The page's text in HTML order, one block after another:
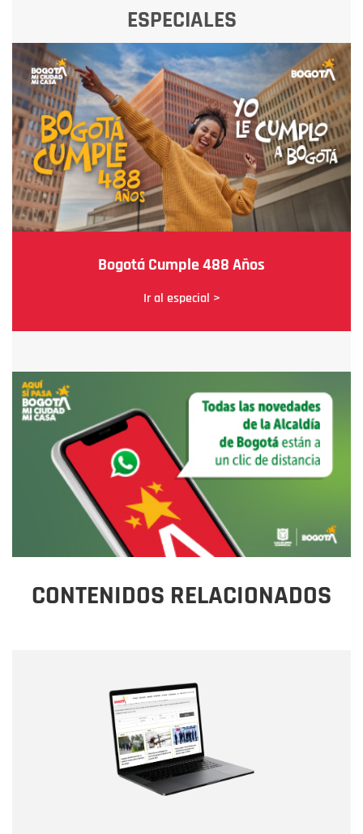
ESPECIALES
Bogotá Cumple 488 Años
Ir al especial >
CONTENIDOS RELACIONADOS
Correo electrónico
Tipo de comentario